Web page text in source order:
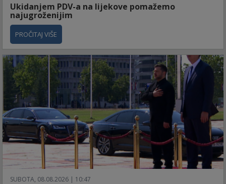
Ukidanjem PDV-a na lijekove pomažemo
najugroženijim
PROČITAJ VIŠE
SUBOTA, 08.08.2026 | 10:47